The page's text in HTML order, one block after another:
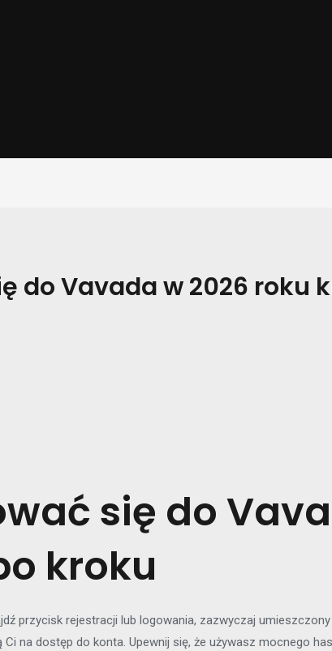
do Vavada w 2026 roku
się do
kroku
przycisk rejestracji lub logowania, zazwyczaj
na dostęp do konta. Upewnij się, że używasz mocnego